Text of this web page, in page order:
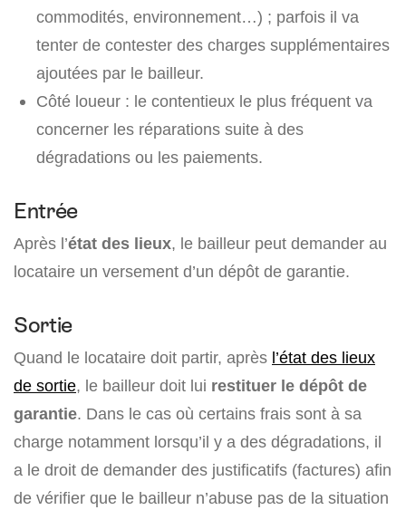
commodités, environnement…) ; parfois il va
tenter de contester des charges supplémentaires
ajoutées par le bailleur.
Côté loueur : le contentieux le plus fréquent va
concerner les réparations suite à des
dégradations ou les paiements.
Entrée
Après l’état des lieux, le bailleur peut demander au
locataire un versement d’un dépôt de garantie.
Sortie
Quand le locataire doit partir, après l’état des lieux
de sortie, le bailleur doit lui restituer le dépôt de
garantie. Dans le cas où certains frais sont à sa
charge notamment lorsqu’il y a des dégradations, il
a le droit de demander des justificatifs (factures) afin
de vérifier que le bailleur n’abuse pas de la situation